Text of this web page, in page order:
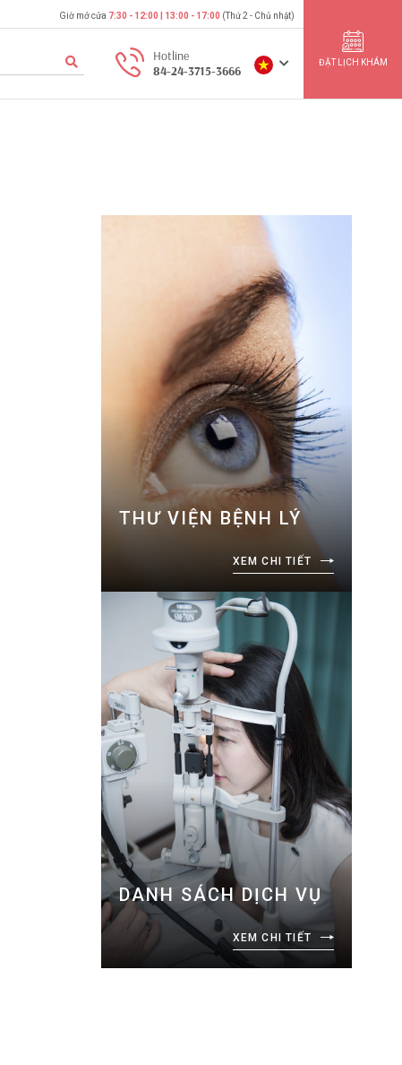
Giờ mở cửa 7:30 - 12:00 | 13:00 - 17:00 (Thứ 2 - Chủ nhật)
Hotline
84-24-3715-3666
ĐẶT LỊCH KHÁM
THƯ VIỆN BỆNH LÝ
XEM CHI TIẾT
DANH SÁCH DỊCH VỤ
XEM CHI TIẾT